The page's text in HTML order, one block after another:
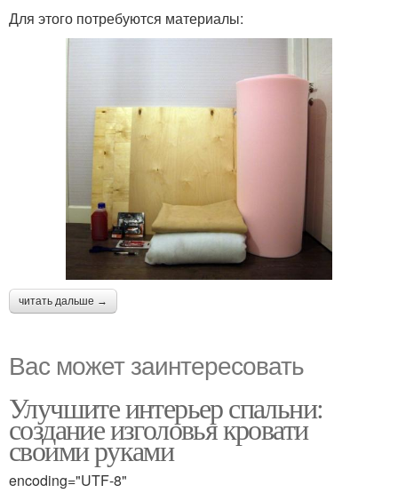
Для этого потребуются материалы:
читать дальше →
Вас может заинтересовать
Улучшите интерьер спальни:
создание изголовья кровати
своими руками
encoding="UTF-8"